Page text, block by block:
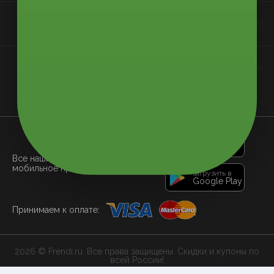
Все наши купоны доступны через
мобильное приложение:
загрузить в
Google Play
Принимаем к оплате:
2026 © Frendi.ru. Все права защищены. Скидки и купоны по
всей России!